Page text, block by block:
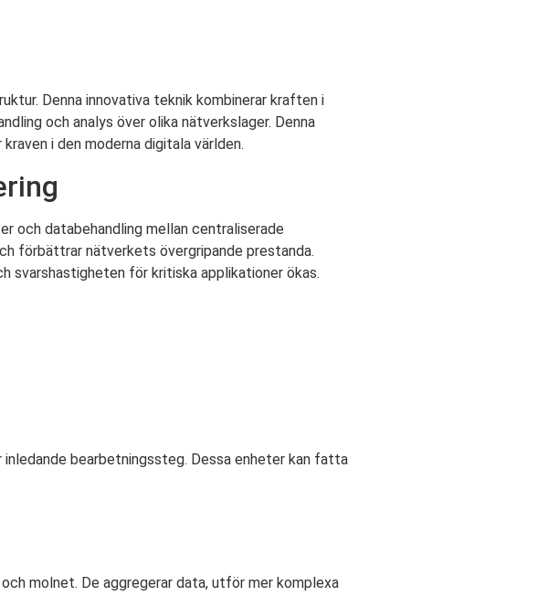
Denna innovativa teknik kombinerar kraften i
och analys över olika nätverkslager. Denna
i den moderna digitala världen.
och databehandling mellan centraliserade
förbättrar nätverkets övergripande prestanda.
svarshastigheten för kritiska applikationer ökas.
bearbetningssteg. Dessa enheter kan fatta
molnet. De aggregerar data, utför mer komplexa